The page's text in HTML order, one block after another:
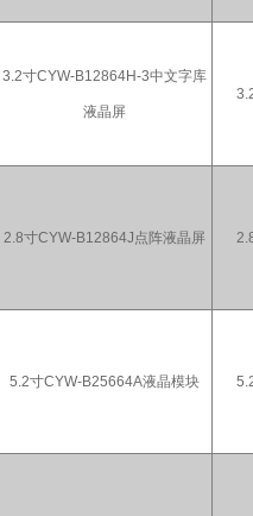
3.2寸CYW-B12864H-3中文字库
液晶屏
2.8寸CYW-B12864J点阵液晶屏
5.2寸CYW-B25664A液晶模块